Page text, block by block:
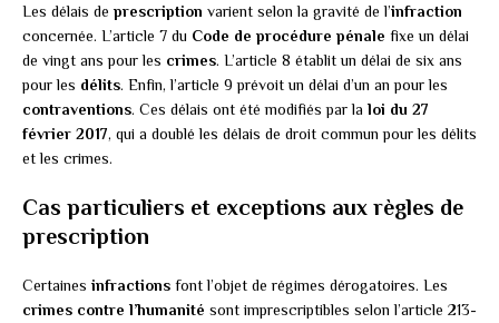
Les délais de prescription varient selon la gravité de l’infraction
concernée. L’article 7 du Code de procédure pénale fixe un délai
de vingt ans pour les crimes. L’article 8 établit un délai de six ans
pour les délits. Enfin, l’article 9 prévoit un délai d’un an pour les
contraventions. Ces délais ont été modifiés par la loi du 27
février 2017, qui a doublé les délais de droit commun pour les délits
et les crimes.
Cas particuliers et exceptions aux règles de
prescription
Certaines infractions font l’objet de régimes dérogatoires. Les
crimes contre l’humanité sont imprescriptibles selon l’article 213-